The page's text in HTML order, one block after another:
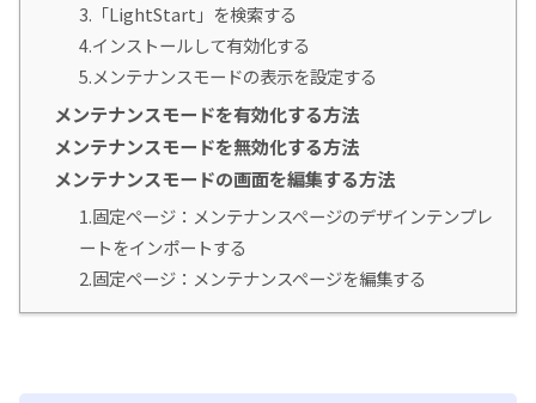
3.「LightStart」を検索する
4.インストールして有効化する
5.メンテナンスモードの表示を設定する
メンテナンスモードを有効化する方法
メンテナンスモードを無効化する方法
メンテナンスモードの画面を編集する方法
1.固定ページ：メンテナンスページのデザインテンプレ
ートをインポートする
2.固定ページ：メンテナンスページを編集する